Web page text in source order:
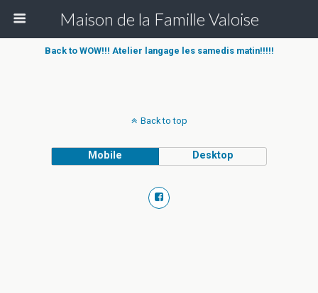
Maison de la Famille Valoise
Back to WOW!!! Atelier langage les samedis matin!!!!!
Back to top
Mobile Desktop